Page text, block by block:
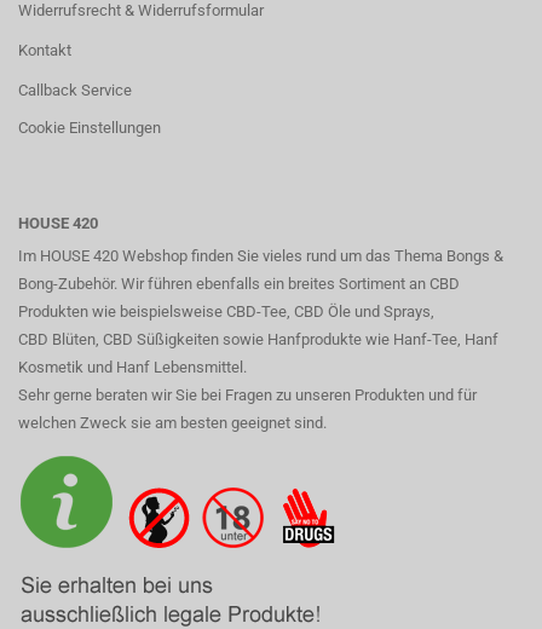
Widerrufsrecht & Widerrufsformular
Kontakt
Callback Service
Cookie Einstellungen
HOUSE 420
Im HOUSE 420 Webshop finden Sie vieles rund um das Thema Bongs &
Bong-Zubehör. Wir führen ebenfalls ein breites Sortiment an CBD
Produkten wie beispielsweise CBD-Tee, CBD Öle und Sprays,
CBD Blüten, CBD Süßigkeiten sowie Hanfprodukte wie Hanf-Tee, Hanf
Kosmetik und Hanf Lebensmittel.
Sehr gerne beraten wir Sie bei Fragen zu unseren Produkten und für
welchen Zweck sie am besten geeignet sind.